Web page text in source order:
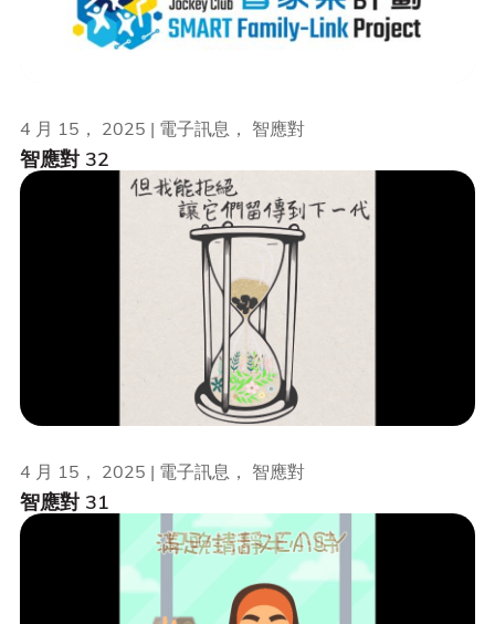
智應對 32
4 月 15， 2025 | 電子訊息， 智應對
智應對 31
4 月 15， 2025 | 電子訊息， 智應對